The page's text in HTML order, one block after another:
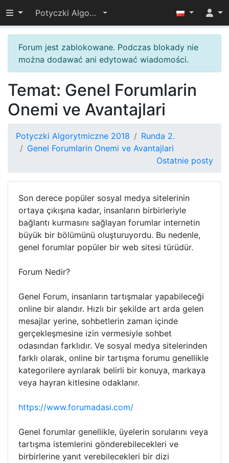
Przełącz widoczność menu
Potyczki Algorytmiczne 2018
Forum jest zablokowane. Podczas blokady nie
można dodawać ani edytować wiadomości.
Temat: Genel Forumlarin
Onemi ve Avantajlari
Potyczki Algorytmiczne 2018
Runda 2.
Genel Forumlarin Onemi ve Avantajlari
Ostatnie posty
Son derece popüler sosyal medya sitelerinin
ortaya çıkışına kadar, insanların birbirleriyle
bağlantı kurmasını sağlayan forumlar internetin
büyük bir bölümünü oluşturuyordu. Bu nedenle,
genel forumlar popüler bir web sitesi türüdür.
Forum Nedir?
Genel Forum, insanların tartışmalar yapabileceği
online bir alandır. Hızlı bir şekilde art arda gelen
mesajlar yerine, sohbetlerin zaman içinde
gerçekleşmesine izin vermesiyle sohbet
odasından farklıdır. Ve sosyal medya sitelerinden
farklı olarak, online bir tartışma forumu genellikle
kategorilere ayrılarak belirli bir konuya, markaya
veya hayran kitlesine odaklanır.
https://www.forumadasi.com/
Genel forumlar genellikle, üyelerin sorularını veya
tartışma istemlerini gönderebilecekleri ve
birbirlerine yanıt verebilecekleri bir dizi